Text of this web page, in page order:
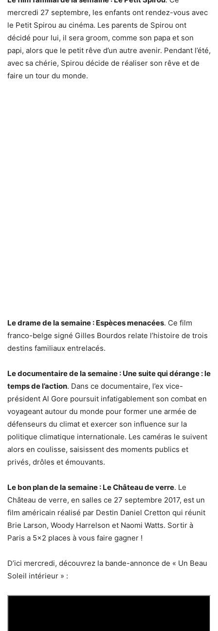
mercredi 27 septembre, les enfants ont rendez-vous avec
le Petit Spirou au cinéma. Les parents de Spirou ont
décidé pour lui, il sera groom, comme son papa et son
papi, alors que le petit rêve d’un autre avenir. Pendant l’été,
avec sa chérie, Spirou décide de réaliser son rêve et de
faire un tour du monde.
Le drame de la semaine : Espèces menacées. Ce film
franco-belge signé Gilles Bourdos relate l’histoire de trois
destins familiaux entrelacés.
Le documentaire de la semaine : Une suite qui dérange : le
temps de l’action. Dans ce documentaire, l’ex vice-
président Al Gore poursuit infatigablement son combat en
voyageant autour du monde pour former une armée de
défenseurs du climat et exercer son influence sur la
politique climatique internationale. Les caméras le suivent
alors en coulisse, saisissent des moments publics et
privés, drôles et émouvants.
Le bon plan de la semaine : Le Château de verre. Le
Château de verre, en salles ce 27 septembre 2017, est un
film américain réalisé par Destin Daniel Cretton qui réunit
Brie Larson, Woody Harrelson et Naomi Watts. Sortir à
Paris a 5×2 places à vous faire gagner !
D’ici mercredi, découvrez la bande-annonce de « Un Beau
Soleil intérieur » :